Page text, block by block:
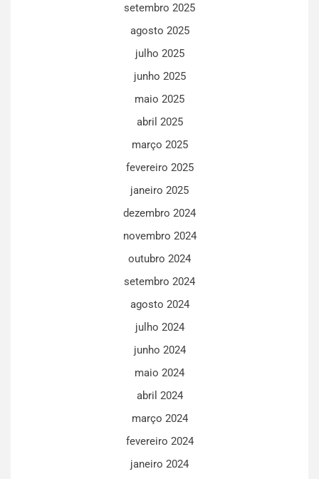
setembro 2025
agosto 2025
julho 2025
junho 2025
maio 2025
abril 2025
março 2025
fevereiro 2025
janeiro 2025
dezembro 2024
novembro 2024
outubro 2024
setembro 2024
agosto 2024
julho 2024
junho 2024
maio 2024
abril 2024
março 2024
fevereiro 2024
janeiro 2024